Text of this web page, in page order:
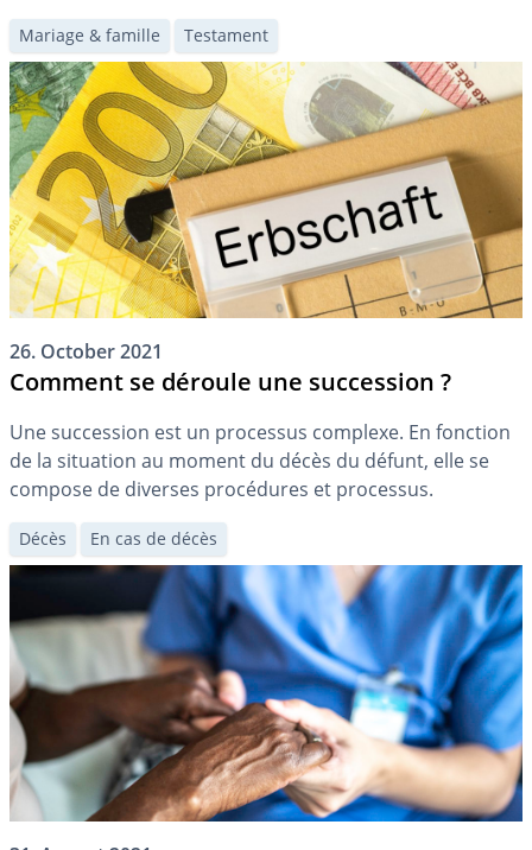
petits-enfants héritent également de quelque chose.
Dans cet article, vous apprendrez comment favoriser vos
petits-enfants dans votre testament.
Mariage & famille Testament
26. October 2021
Comment se déroule une succession ?
Une succession est un processus complexe. En fonction
de la situation au moment du décès du défunt, elle se
compose de diverses procédures et processus.
Décès En cas de décès